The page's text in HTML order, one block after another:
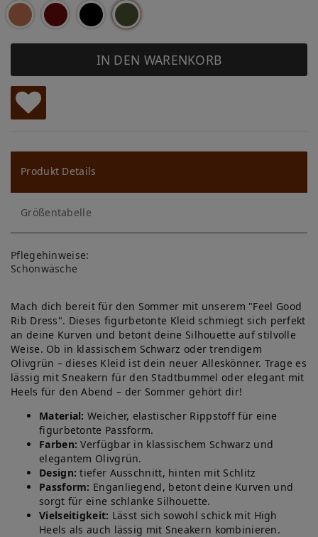
IN DEN WARENKORB
W
u
ns
ch
lis
te
Produkt Details
Größentabelle
Pflegehinweise:
Schonwäsche
Mach dich bereit für den Sommer mit unserem "Feel Good
Rib Dress". Dieses figurbetonte Kleid schmiegt sich perfekt
an deine Kurven und betont deine Silhouette auf stilvolle
Weise. Ob in klassischem Schwarz oder trendigem
Olivgrün – dieses Kleid ist dein neuer Alleskönner. Trage es
lässig mit Sneakern für den Stadtbummel oder elegant mit
Heels für den Abend – der Sommer gehört dir!
Material: Weicher, elastischer Rippstoff für eine
figurbetonte Passform.
Farben: Verfügbar in klassischem Schwarz und
elegantem Olivgrün.
Design: tiefer Ausschnitt, hinten mit Schlitz
Passform: Enganliegend, betont deine Kurven und
sorgt für eine schlanke Silhouette.
Vielseitigkeit: Lässt sich sowohl schick mit High
Heels als auch lässig mit Sneakern kombinieren.